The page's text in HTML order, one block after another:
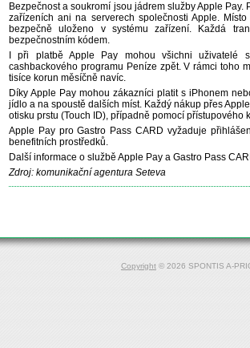
Bezpečnost a soukromí jsou jádrem služby Apple
zařízeních ani na serverech společnosti Apple.
bezpečně uloženo v systému zařízení. Každá
bezpečnostním kódem.
I při platbě Apple Pay mohou všichni uživatelé
cashbackového programu Peníze zpět. V rámci toho
tisíce korun měsíčně navíc.
Díky Apple Pay mohou zákazníci platit s iPhonem
jídlo a na spoustě dalších míst. Každý nákup přes
otisku prstu (Touch ID), případně pomocí přístupového
Apple Pay pro Gastro Pass CARD vyžaduje
benefitních prostředků.
Další informace o službě Apple Pay a Gastro Pass
Zdroj: komunikační agentura Seteva
Copyright © 2026 SPONTIS A-